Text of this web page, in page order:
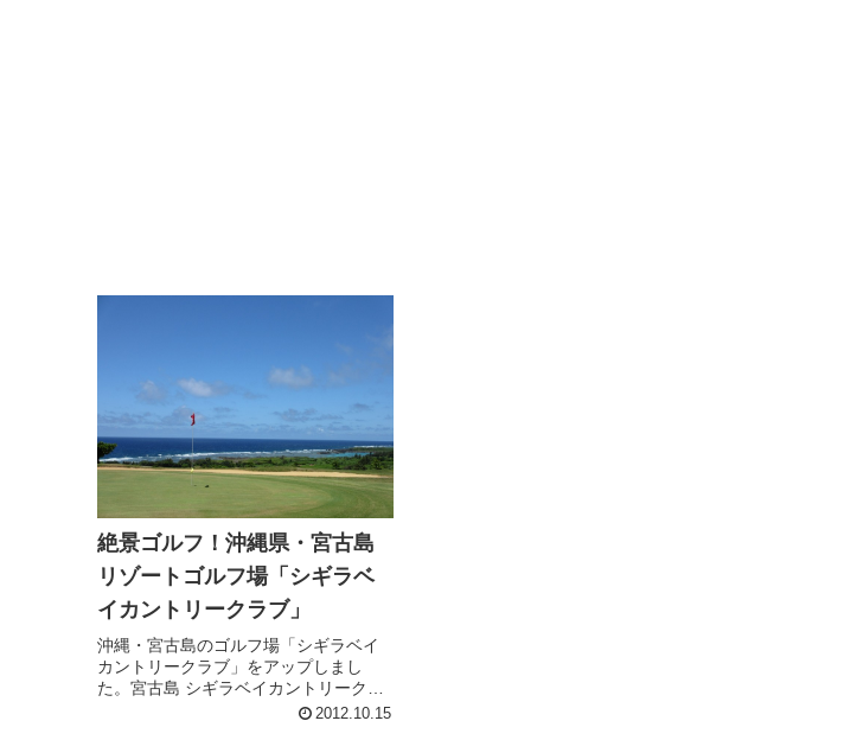
絶景ゴルフ！沖縄県・宮古島
リゾートゴルフ場「シギラベ
イカントリークラブ」
沖縄・宮古島のゴルフ場「シギラベイ
カントリークラブ」をアップしまし
た。宮古島 シギラベイカントリークラ
ブゴルフ場宮古島に4つあるゴルフ場の
2012.10.15